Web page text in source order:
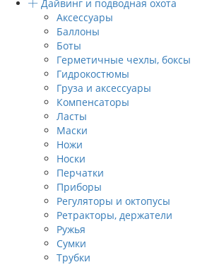
Дайвинг и подводная охота
Аксессуары
Баллоны
Боты
Герметичные чехлы, боксы
Гидрокостюмы
Груза и аксессуары
Компенсаторы
Ласты
Маски
Ножи
Носки
Перчатки
Приборы
Регуляторы и октопусы
Ретракторы, держатели
Ружья
Сумки
Трубки